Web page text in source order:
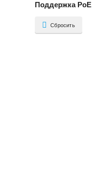
Поддержка PoE
Сбросить